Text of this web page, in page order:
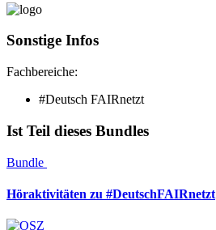
Sonstige Infos
Fachbereiche:
#Deutsch FAIRnetzt
Ist Teil dieses Bundles
Bundle
Höraktivitäten zu #DeutschFAIRnetzt